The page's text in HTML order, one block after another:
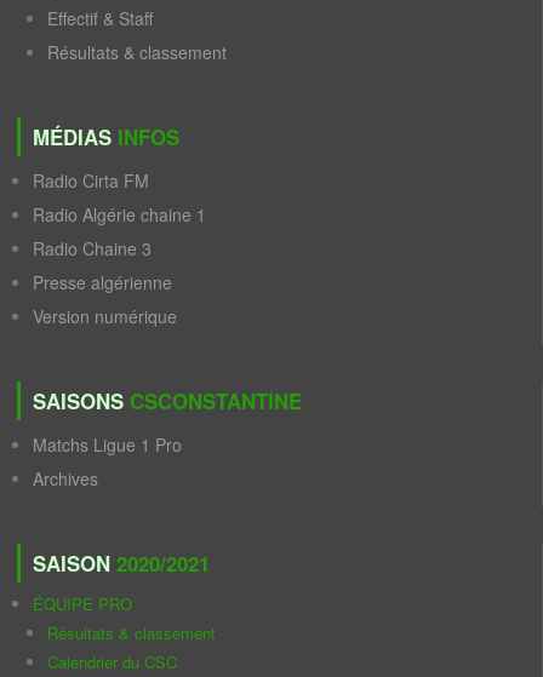
Effectif & Staff
Résultats & classement
MÉDIAS INFOS
Radio Cirta FM
Radio Algérie chaine 1
Radio Chaine 3
Presse algérienne
Version numérique
SAISONS CSCONSTANTINE
Matchs Ligue 1 Pro
Archives
SAISON 2020/2021
ÉQUIPE PRO
Résultats & classement
Calendrier du CSC